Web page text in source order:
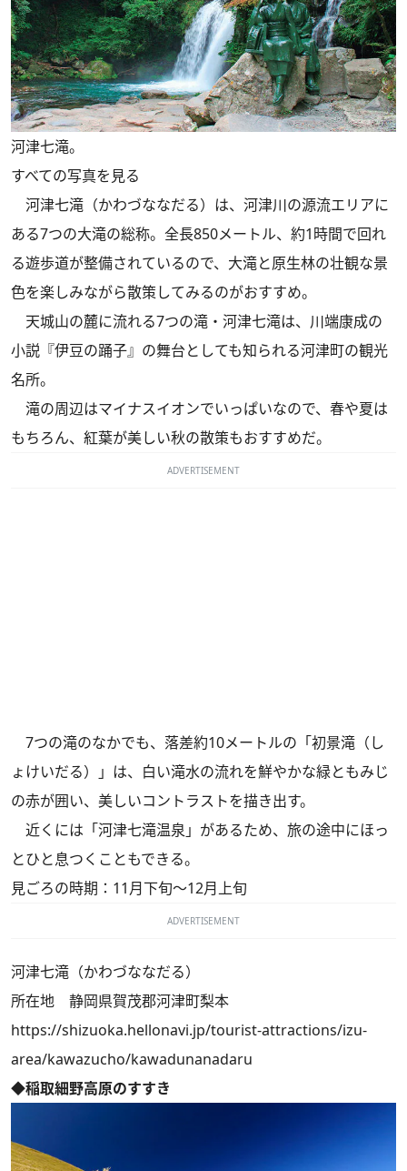
河津七滝。
すべての写真を見る
河津七滝（かわづななだる）は、河津川の源流エリアに
ある7つの大滝の総称。全長850メートル、約1時間で回れ
る遊歩道が整備されているので、大滝と原生林の壮観な景
色を楽しみながら散策してみるのがおすすめ。
天城山の麓に流れる7つの滝・河津七滝は、川端康成の
小説『伊豆の踊子』の舞台としても知られる河津町の観光
名所。
滝の周辺はマイナスイオンでいっぱいなので、春や夏は
もちろん、紅葉が美しい秋の散策もおすすめだ。
ADVERTISEMENT
7つの滝のなかでも、落差約10メートルの「初景滝（し
ょけいだる）」は、白い滝水の流れを鮮やかな緑ともみじ
の赤が囲い、美しいコントラストを描き出す。
近くには「河津七滝温泉」があるため、旅の途中にほっ
とひと息つくこともできる。
見ごろの時期：11月下旬～12月上旬
ADVERTISEMENT
河津七滝（かわづななだる）
所在地 静岡県賀茂郡河津町梨本
https://shizuoka.hellonavi.jp/tourist-attractions/izu-
area/kawazucho/kawadunanadaru
◆稲取細野高原のすすき